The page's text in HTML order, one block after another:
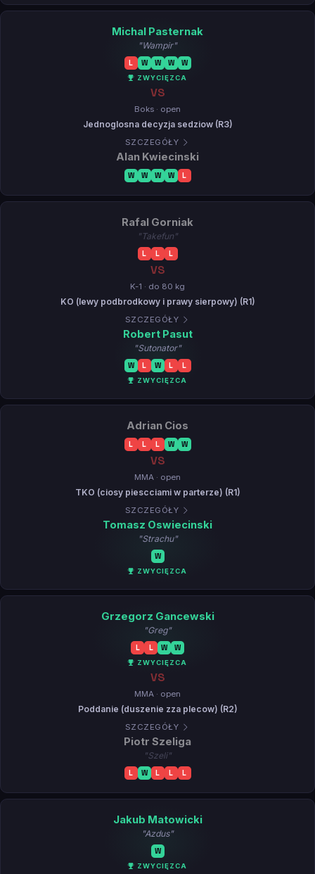
Michal Pasternak
"Wampir"
L W W W W
ZWYCIĘZCA
VS
Boks · open
Jednoglosna decyzja sedziow (R3)
SZCZEGÓŁY
Alan Kwiecinski
W W W W L
Rafal Gorniak
"Takefun"
L L L
VS
K-1 · do 80 kg
KO (lewy podbrodkowy i prawy sierpowy) (R1)
SZCZEGÓŁY
Robert Pasut
"Sutonator"
W L W L L
ZWYCIĘZCA
Adrian Cios
L L L W W
VS
MMA · open
TKO (ciosy piescciami w parterze) (R1)
SZCZEGÓŁY
Tomasz Oswiecinski
"Strachu"
W
ZWYCIĘZCA
Grzegorz Gancewski
"Greg"
L L W W
ZWYCIĘZCA
VS
MMA · open
Poddanie (duszenie zza plecow) (R2)
SZCZEGÓŁY
Piotr Szeliga
"Szeli"
L W L L L
Jakub Matowicki
"Azdus"
W
ZWYCIĘZCA